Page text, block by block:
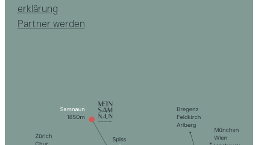
erklärung
Partner werden